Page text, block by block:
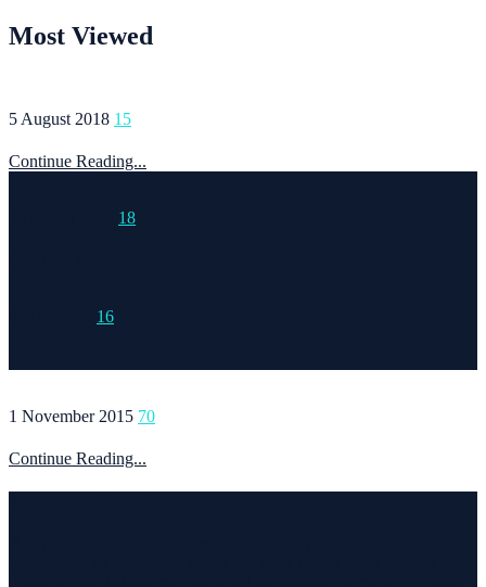
Most Viewed
5 August 2018 15
Continue Reading...
18
16
1 November 2015 70
Continue Reading...